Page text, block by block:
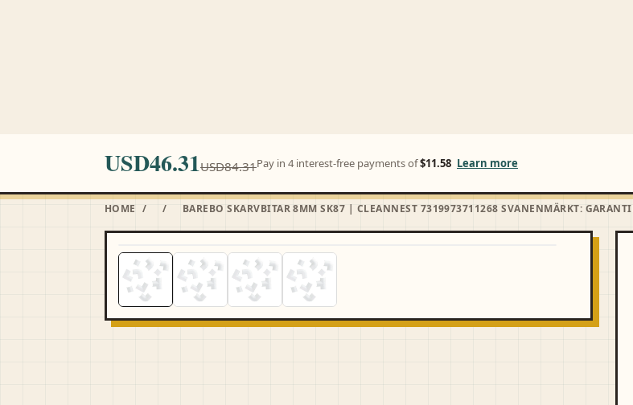
USD46.31
HOME / / BAREBO SKARVBITAR 8MM SK87 | CLEANNEST 7319973711268 SVANENMÄRKT: